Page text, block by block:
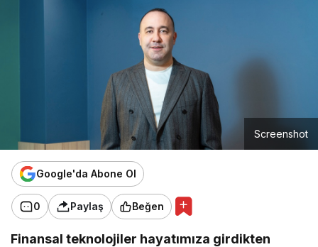
Screenshot
Google'da Abone Ol
0 Paylaş Beğen
Finansal teknolojiler hayatımıza girdikten